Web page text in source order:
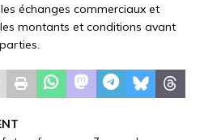
échanges commerciaux et
montants et conditions avant